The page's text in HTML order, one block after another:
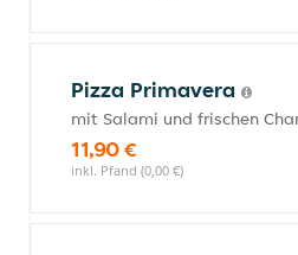
Pizza Primavera
mit Salami und frischen
11,90 €
inkl. Pfand (0,00 €)